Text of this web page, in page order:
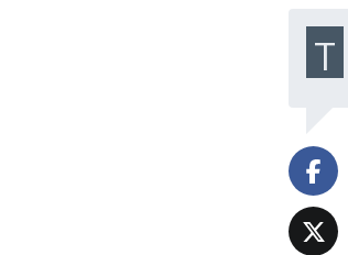
Tras matricularse con un gol en el triunfo sobre Auxerre, Alexis Sánchez se perderá